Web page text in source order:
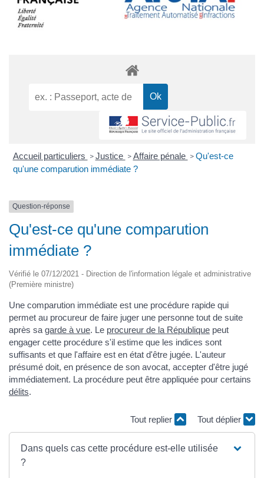
Accueil particuliers > Justice > Affaire pénale > Qu'est-ce
qu'une comparution immédiate ?
Question-réponse
Qu'est-ce qu'une comparution
immédiate ?
Vérifié le 07/12/2021 - Direction de l'information légale et administrative
(Première ministre)
Une comparution immédiate est une procédure rapide qui
permet au procureur de faire juger une personne tout de suite
après sa garde à vue. Le procureur de la République peut
engager cette procédure s'il estime que les indices sont
suffisants et que l'affaire est en état d'être jugée. L'auteur
présumé doit, en présence de son avocat, accepter d'être jugé
immédiatement. La procédure peut être appliquée pour certains
délits.
Tout replier Tout déplier
Dans quels cas cette procédure est-elle utilisée
?